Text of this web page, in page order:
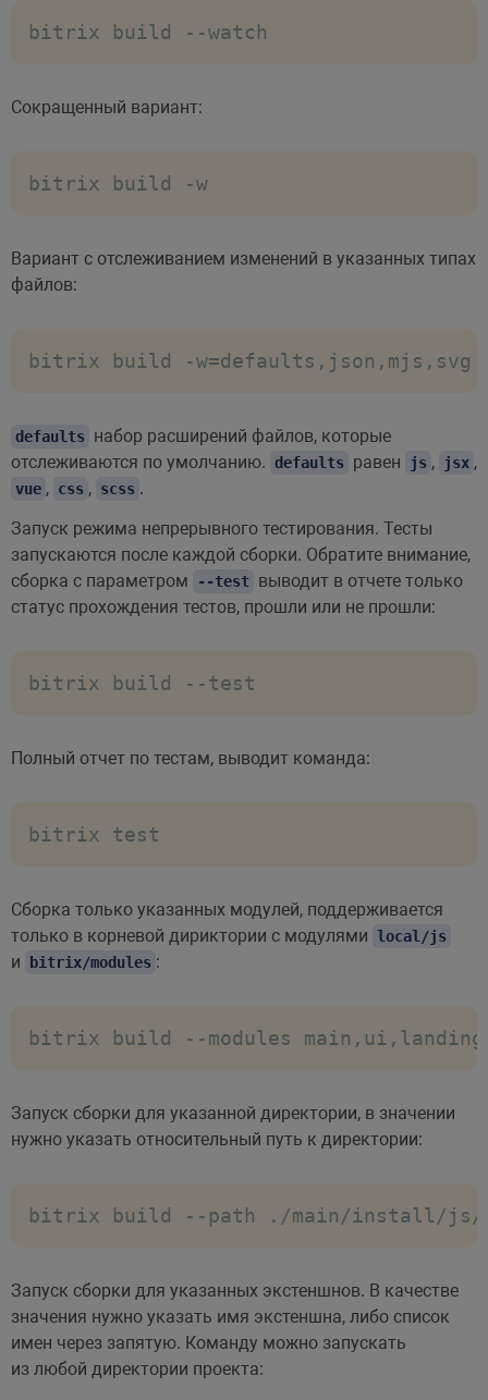
bitrix build --watch
Сокращенный вариант:
bitrix build -w
Вариант с отслеживанием изменений в указанных типах
файлов:
bitrix build -w=defaults,json,mjs,svg
defaults набор расширений файлов, которые
отслеживаются по умолчанию. defaults равен js , jsx ,
vue , css , scss .
Запуск режима непрерывного тестирования. Тесты
запускаются после каждой сборки. Обратите внимание,
сборка с параметром
--test выводит в отчете только
статус прохождения тестов, прошли или не прошли:
bitrix build --test
Полный отчет по тестам, выводит команда:
bitrix test
Сборка только указанных модулей, поддерживается
только в корневой дириктории с модулями local/js
и bitrix/modules :
bitrix build --modules main,ui,landing
Запуск сборки для указанной директории, в значении
нужно указать относительный путь к директории:
bitrix build --path ./main/install/js/
Запуск сборки для указанных экстеншнов. В качестве
значения нужно указать имя экстеншна, либо список
имен через запятую. Команду можно запускать
из любой директории проекта: